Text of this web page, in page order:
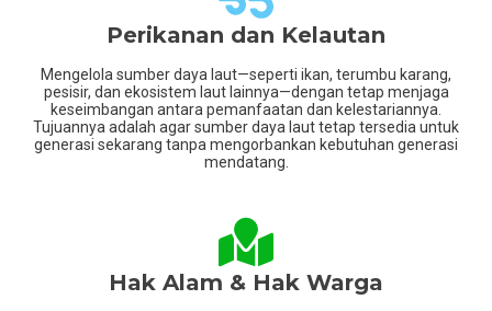
Perikanan dan Kelautan
Mengelola sumber daya laut—seperti ikan, terumbu karang,
pesisir, dan ekosistem laut lainnya—dengan tetap menjaga
keseimbangan antara pemanfaatan dan kelestariannya.
Tujuannya adalah agar sumber daya laut tetap tersedia untuk
generasi sekarang tanpa mengorbankan kebutuhan generasi
mendatang.
Hak Alam & Hak Warga